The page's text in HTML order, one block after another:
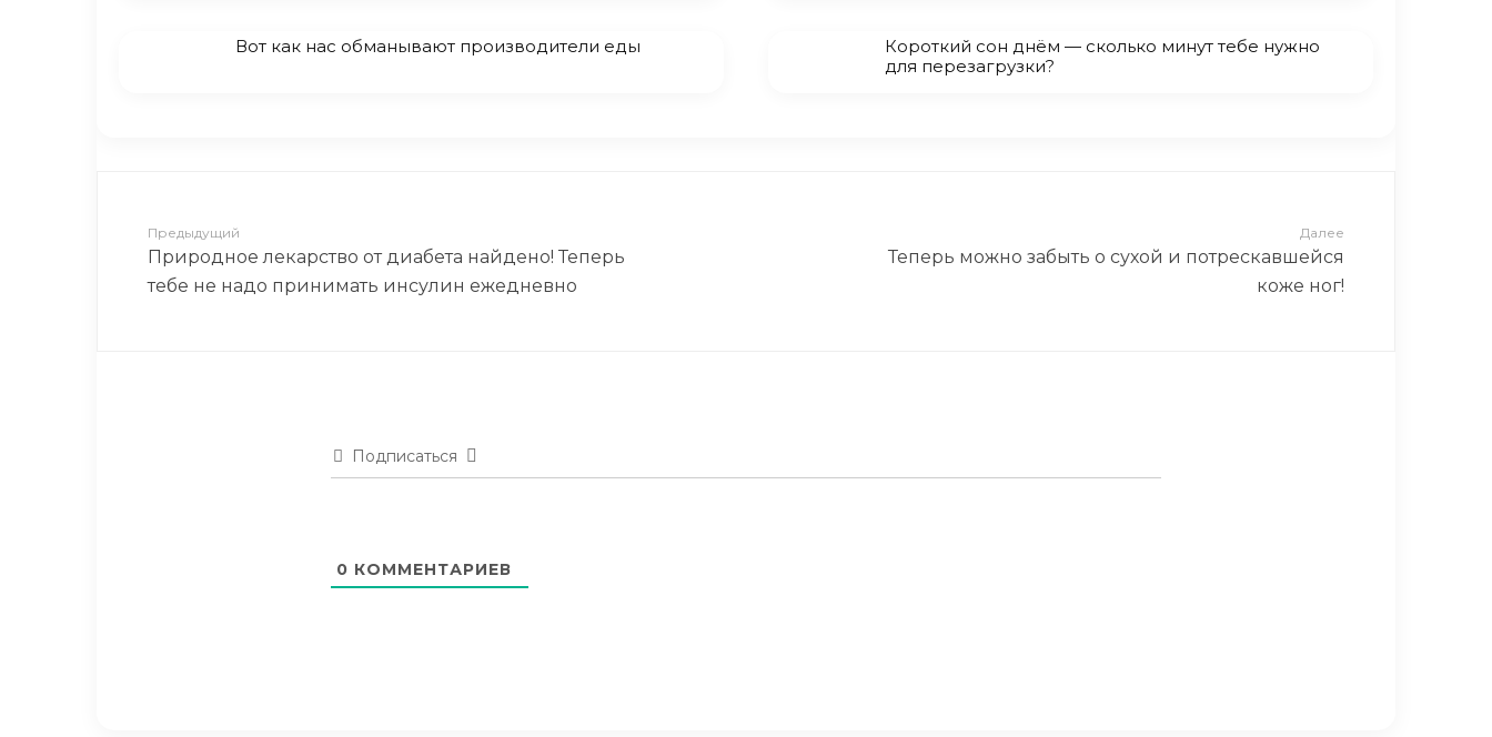
Вот как нас обманывают производители еды
Короткий сон днём — сколько минут тебе нужно
для перезагрузки?
Предыдущий
Природное лекарство от диабета найдено! Теперь
тебе не надо принимать инсулин ежедневно
Далее
Теперь можно забыть о сухой и потрескавшейся
коже ног!
Подписаться
0 КОММЕНТАРИЕВ